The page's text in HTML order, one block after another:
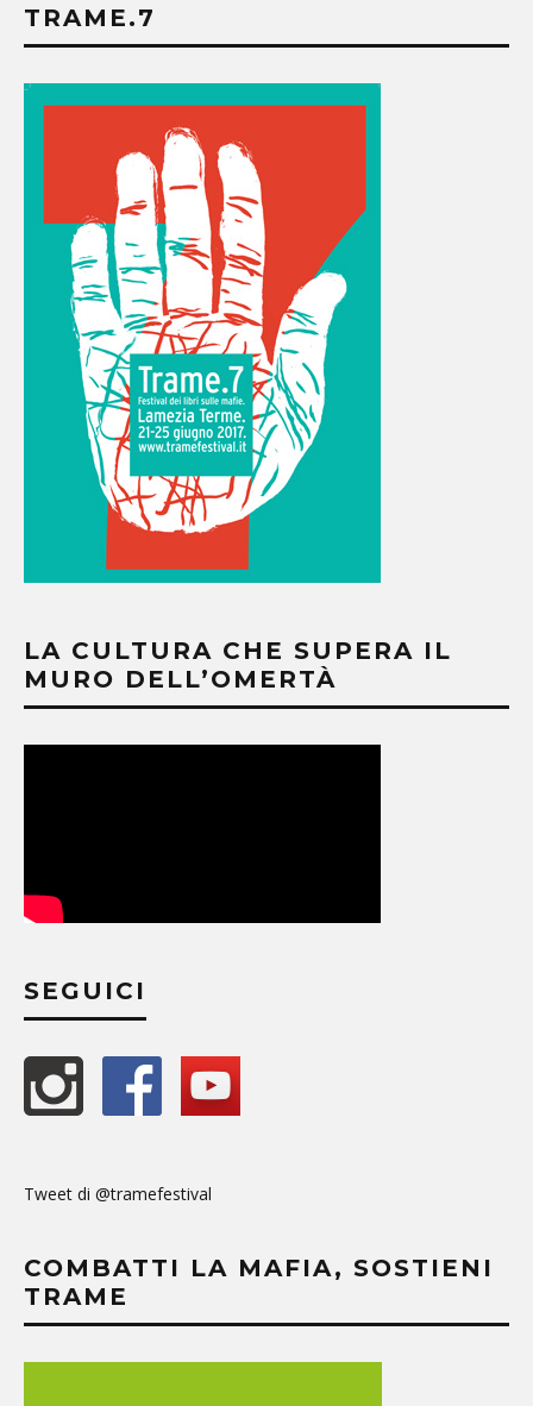
TRAME.7
LA CULTURA CHE SUPERA IL
MURO DELL’OMERTÀ
SEGUICI
Tweet di @tramefestival
COMBATTI LA MAFIA, SOSTIENI
TRAME